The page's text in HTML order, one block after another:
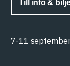
Till info &
7-11 september